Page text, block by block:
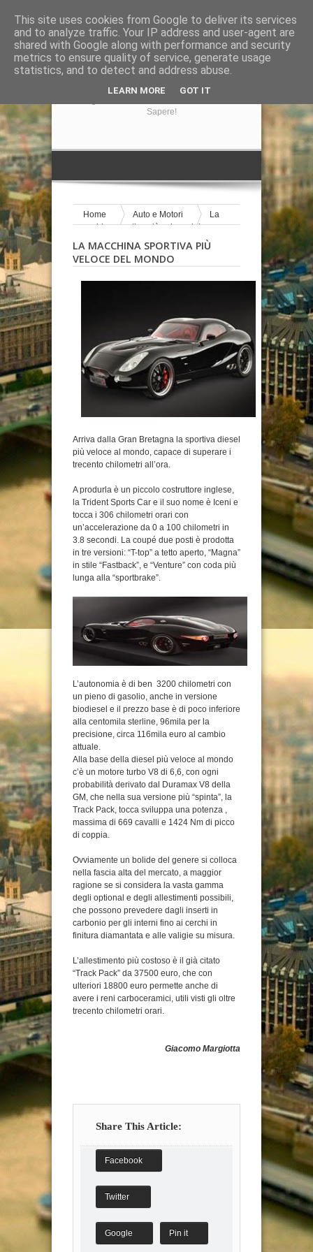
GIRA LA NOTIZIA
Sapere!
Home Auto e Motori
La
macchina sportiva più veloce del
LA MACCHINA SPORTIVA PIÙ
VELOCE DEL MONDO
Arriva dalla Gran Bretagna la sportiva diesel
più veloce al mondo, capace di superare i
trecento chilometri all’ora.
A produrla è un piccolo costruttore inglese,
la Trident Sports Car e il suo nome è Iceni e
tocca i 306 chilometri orari con
un’accelerazione da 0 a 100 chilometri in
3.8 secondi. La coupé due posti è prodotta
in tre versioni: “T-top” a tetto aperto, “Magna”
in stile “Fastback”, e “Venture” con coda più
lunga alla “sportbrake”.
L’autonomia è di ben 3200 chilometri con
un pieno di gasolio, anche in versione
biodiesel e il prezzo base è di poco inferiore
alla centomila sterline, 96mila per la
precisione, circa 116mila euro al cambio
attuale.
Alla base della diesel più veloce al mondo
c’è un motore turbo V8 di 6,6, con ogni
probabilità derivato dal Duramax V8 della
GM, che nella sua versione più “spinta”, la
Track Pack, tocca sviluppa una potenza ,
massima di 669 cavalli e 1424 Nm di picco
di coppia.
Ovviamente un bolide del genere si colloca
nella fascia alta del mercato, a maggior
ragione se si considera la vasta gamma
degli optional e degli allestimenti possibili,
che possono prevedere dagli inserti in
carbonio per gli interni fino ai cerchi in
finitura diamantata e alle valigie su misura.
L’allestimento più costoso è il già citato
“Track Pack” da 37500 euro, che con
ulteriori 18800 euro permette anche di
avere i reni carboceramici, utili visti gli oltre
trecento chilometri orari.
Giacomo Margiotta
Share This Article:
Facebook
Twitter
Google Pin it
This site uses cookies from Google to deliver its services
and to analyze traffic. Your IP address and user-agent are
shared with Google along with performance and security
metrics to ensure quality of service, generate usage
statistics, and to detect and address abuse.
LEARN MORE GOT IT